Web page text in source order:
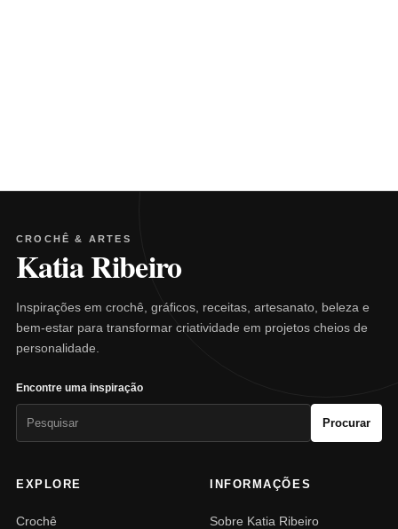
CROCHÊ & ARTES
Katia Ribeiro
Inspirações em crochê, gráficos, receitas, artesanato, beleza e
bem-estar para transformar criatividade em projetos cheios de
personalidade.
Encontre uma inspiração
Procurar
EXPLORE
Crochê
INFORMAÇÕES
Sobre Katia Ribeiro